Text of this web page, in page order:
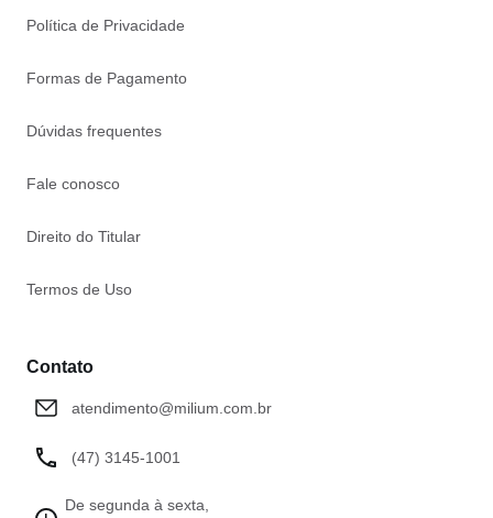
Política de Privacidade
Formas de Pagamento
Dúvidas frequentes
Fale conosco
Direito do Titular
Termos de Uso
Contato
atendimento@milium.com.br
(47) 3145-1001
De segunda à sexta,